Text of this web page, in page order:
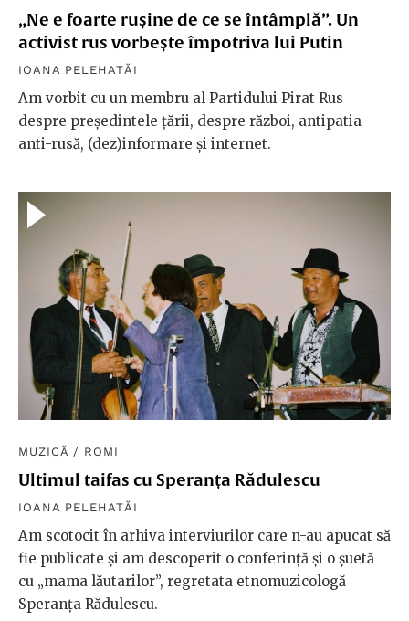
„Ne e foarte rușine de ce se întâmplă”. Un
activist rus vorbește împotriva lui Putin
IOANA PELEHATĂI
Am vorbit cu un membru al Partidului Pirat Rus
despre președintele țării, despre război, antipatia
anti-rusă, (dez)informare și internet.
MUZICĂ / ROMI
Ultimul taifas cu Speranța Rădulescu
IOANA PELEHATĂI
Am scotocit în arhiva interviurilor care n-au apucat să
fie publicate și am descoperit o conferință și o șuetă
cu „mama lăutarilor”, regretata etnomuzicologă
Speranța Rădulescu.